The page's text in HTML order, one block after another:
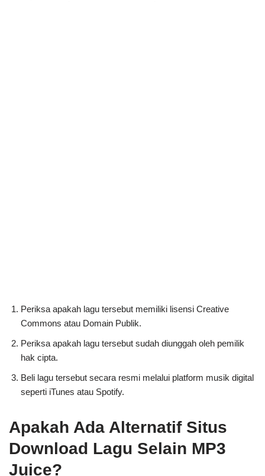
Periksa apakah lagu tersebut memiliki lisensi Creative
Commons atau Domain Publik.
Periksa apakah lagu tersebut sudah diunggah oleh pemilik
hak cipta.
Beli lagu tersebut secara resmi melalui platform musik digital
seperti iTunes atau Spotify.
Apakah Ada Alternatif Situs
Download Lagu Selain MP3
Juice?